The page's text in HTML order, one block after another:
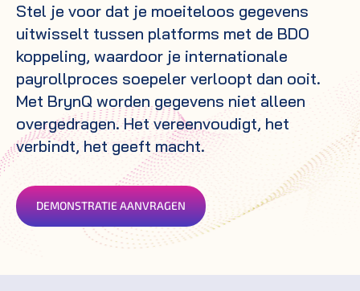
Stel je voor dat je moeiteloos gegevens
uitwisselt tussen platforms met de BDO
koppeling, waardoor je internationale
payrollproces soepeler verloopt dan ooit.
Met BrynQ worden gegevens niet alleen
overgedragen. Het vereenvoudigt, het
verbindt, het geeft macht.
DEMONSTRATIE AANVRAGEN